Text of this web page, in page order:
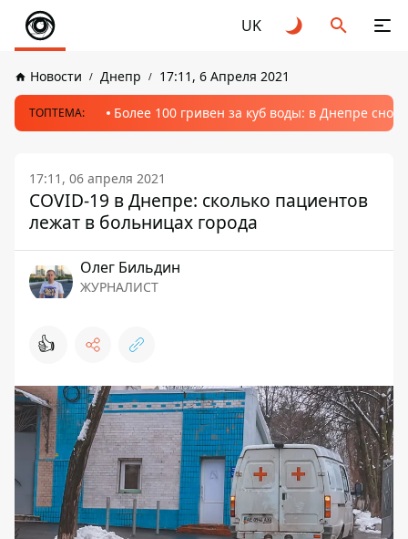
UK
Новости Днепр 17:11, 6 Апреля 2021
ТОПТЕМА: Более 100 гривен за куб воды: в Днепре
17:11, 06 апреля 2021
COVID-19 в Днепре: сколько пациентов
лежат в больницах города
Олег Бильдин
ЖУРНАЛИСТ
👍